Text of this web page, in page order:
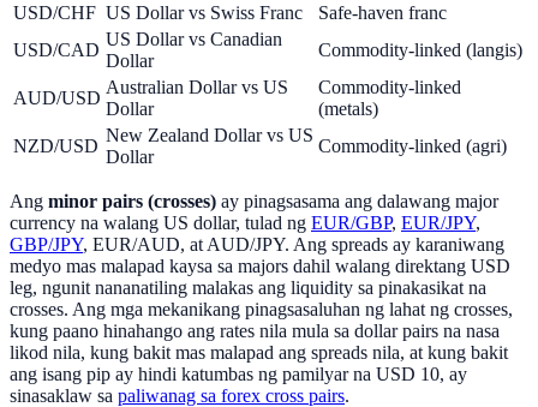
USD/CHF US Dollar vs Swiss Franc
Safe-haven franc
USD/CAD
US Dollar vs Canadian
Dollar
Commodity-linked (langis)
AUD/USD
Australian Dollar vs US
Dollar
Commodity-linked
(metals)
NZD/USD
New Zealand Dollar vs US
Dollar
Commodity-linked (agri)
Ang minor pairs (crosses) ay pinagsasama ang dalawang major
currency na walang US dollar, tulad ng EUR/GBP, EUR/JPY,
GBP/JPY, EUR/AUD, at AUD/JPY. Ang spreads ay karaniwang
medyo mas malapad kaysa sa majors dahil walang direktang USD
leg, ngunit nananatiling malakas ang liquidity sa pinakasikat na
crosses. Ang mga mekanikang pinagsasaluhan ng lahat ng crosses,
kung paano hinahango ang rates nila mula sa dollar pairs na nasa
likod nila, kung bakit mas malapad ang spreads nila, at kung bakit
ang isang pip ay hindi katumbas ng pamilyar na USD 10, ay
sinasaklaw sa paliwanag sa forex cross pairs.